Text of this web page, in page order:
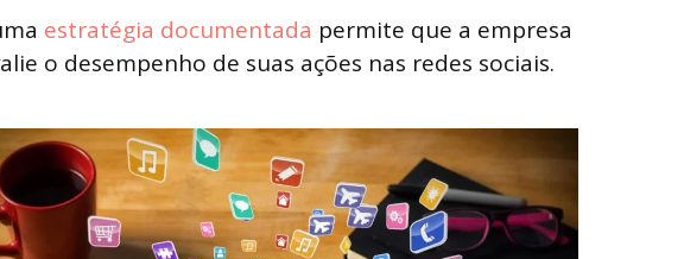
estratégia documentada permite que a empresa
o desempenho de suas ações nas redes sociais.